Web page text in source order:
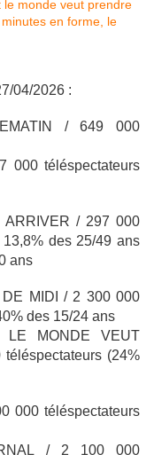
04/2026 :
/ 649 000
000 téléspectateurs
/ 297 000
13,8% des 25/49 ans
ans
MIDI
/ 2 300 000
des 15/24 ans
MONDE VEUT
(24%
000 téléspectateurs
/ 2 100 000